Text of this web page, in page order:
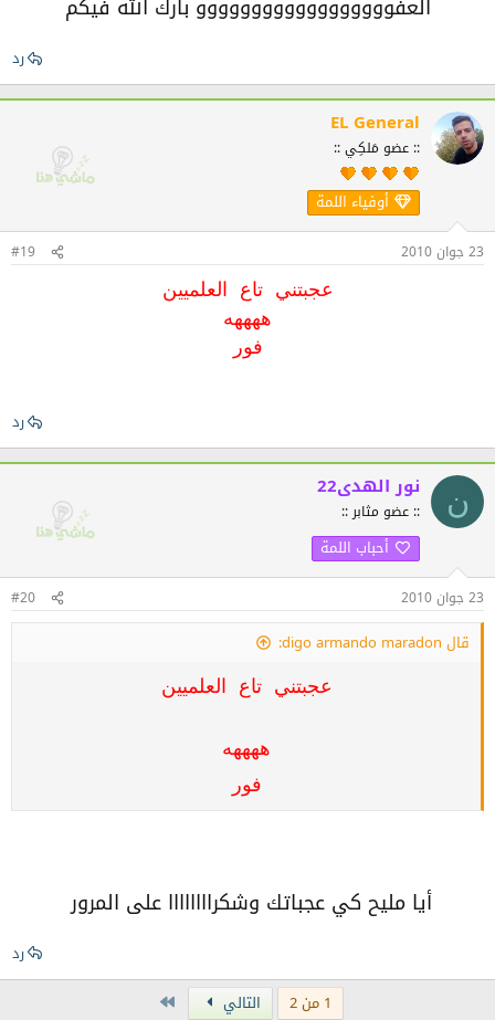
العفوووووووووووووووووو بارك الله فيكم
رد
EL General
:: عضو مَلكِي ::
أوفياء اللمة
23 جوان 2010 #19
عجبتني تاع العلميين
ههههه
فور
رد
ن نور الهدى22
:: عضو مثابر ::
أحباب اللمة
23 جوان 2010 #20
قال digo armando maradon:
عجبتني تاع العلميين
ههههه
فور
أيا مليح كي عجباتك وشكراااااااا على المرور
رد
1 من 2
التالي